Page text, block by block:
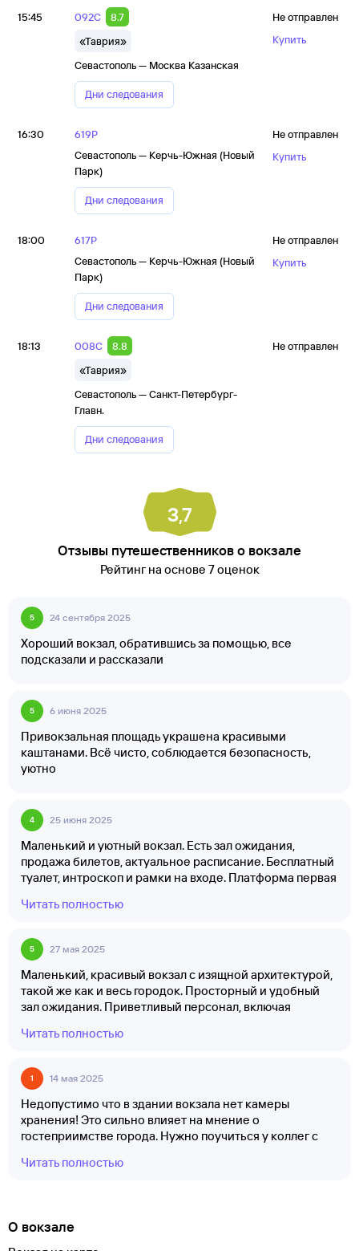
15:45 092С
8.7
«Таврия»
Севастополь — Москва Казанская
Дни следования
Не отправлен
Купить
16:30
619Р
Севастополь — Керчь-Южная (Новый
Парк)
Дни следования
Не отправлен
Купить
18:00
617Р
Севастополь — Керчь-Южная (Новый
Парк)
Дни следования
Не отправлен
Купить
18:13 008С
8.8
«Таврия»
Севастополь — Санкт-Петербург-
Главн.
Дни следования
Не отправлен
3,7
Отзывы путешественников о вокзале
Рейтинг на основе 7 оценок
5 24 сентября 2025
Хороший вокзал, обратившись за помощью, все
подсказали и рассказали
5 6 июня 2025
Привокзальная площадь украшена красивыми
каштанами. Всё чисто, соблюдается безопасность,
уютно
4 25 июня 2025
Маленький и уютный вокзал. Есть зал ожидания,
продажа билетов, актуальное расписание. Бесплатный
туалет, интроскоп и рамки на входе. Платформа первая
и быстрые, с кондиционером. Служба безопасности в
12 минут. Поездка - настоящее путешествие! Железная
дорога проложена через красивые места, мосты и
тоннели, видно скальный монастырь. Рекомендую
всем.
Читать полностью
5 27 мая 2025
Маленький, красивый вокзал с изящной архитектурой,
такой же как и весь городок. Просторный и удобный
зал ожидания. Приветливый персонал, включая
магазины, рынок, чебуречная и автобусная остановка.
Читать полностью
1 14 мая 2025
Недопустимо что в здании вокзала нет камеры
хранения! Это сильно влияет на мнение о
гостеприимстве города. Нужно поучиться у коллег с
Читать полностью
О вокзале